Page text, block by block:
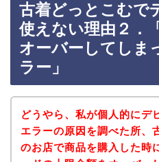
古着どっとこむで
使えない理由２．
オーバーしてしま
ラー」
どうやら、私が個人的にデ
エラーの原因を調べた所、
のお店で商品を購入した時